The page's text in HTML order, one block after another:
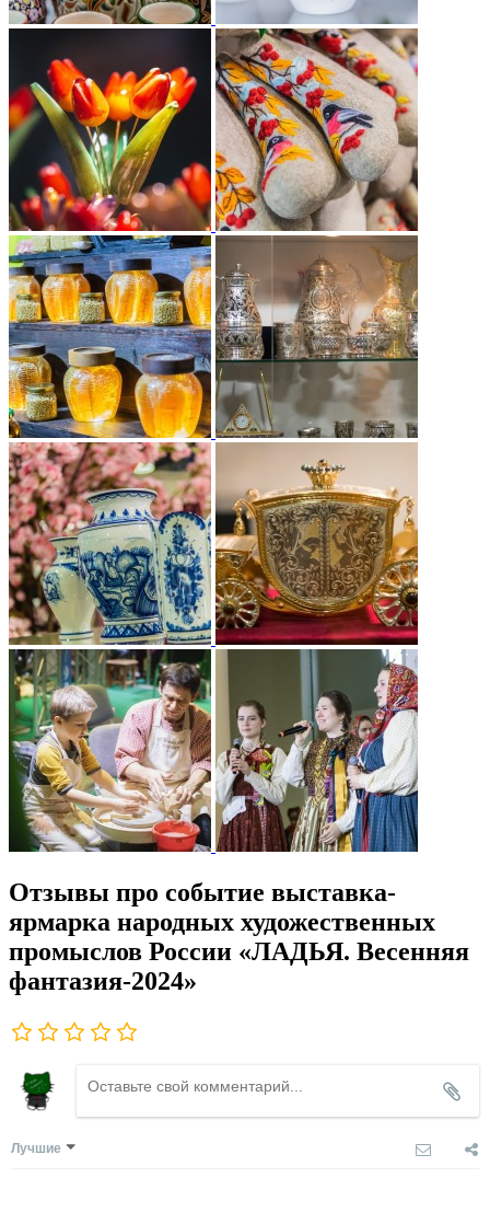
Отзывы про событие выставка-
ярмарка народных художественных
промыслов России «ЛАДЬЯ. Весенняя
фантазия-2024»
Лучшие